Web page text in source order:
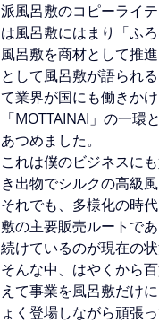
派風呂敷のコピーライ
は風呂敷にはまり 「ふ
風呂敷を商材として推
として風呂敷が語られ
て業界が国にも働きか
「MOTTAINAI」の一
あつめました。
これは僕のビジネスに
き出物でシルクの高級
それでも、多様化の時
敷の主要販売ルートで
続けているのが現在の状
そんな中、はやくから
えて事業を風呂敷だけ
ょく登場しながら頑張っ